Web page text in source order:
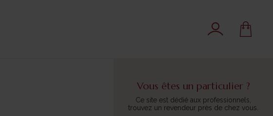
Vous êtes un particulier ?
Ce site est dédié aux professionnels,
trouvez un revendeur près de chez vous.